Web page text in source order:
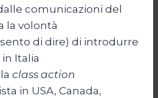
comunicazioni del
la volontà
di dire) di introdurre
Italia
class action
in USA, Canada,